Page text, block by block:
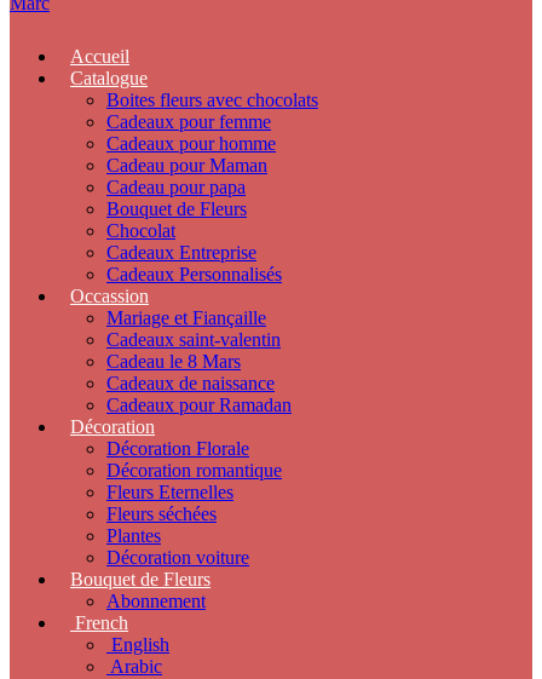
Accueil
Catalogue
Boites fleurs avec chocolats
Cadeaux pour femme
Cadeaux pour homme
Cadeau pour Maman
Cadeau pour papa
Bouquet de Fleurs
Chocolat
Cadeaux Entreprise
Cadeaux Personnalisés
Occassion
Mariage et Fiançaille
Cadeaux saint-valentin
Cadeau le 8 Mars
Cadeaux de naissance
Cadeaux pour Ramadan
Décoration
Décoration Florale
Décoration romantique
Fleurs Eternelles
Fleurs séchées
Plantes
Décoration voiture
Bouquet de Fleurs
Abonnement
French
English
Arabic